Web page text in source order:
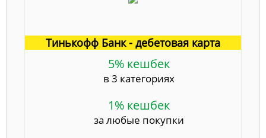
Тинькофф Банк - дебетовая карта
5% кешбек
в 3 категориях
1% кешбек
за любые покупки